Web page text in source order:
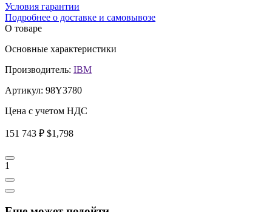
Условия гарантии
Подробнее о доставке и самовывозе
О товаре
Основные характеристики
Производитель: IBM
Артикул: 98Y3780
Цена с учетом НДС
151 743 ₽ $1,798
1